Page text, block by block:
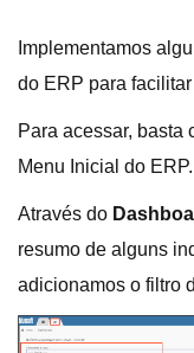
Implementamos
do ERP para
Para acessar, basta
Menu Inicial do ERP.
Através do
resumo de alguns
adicionamos o filtro